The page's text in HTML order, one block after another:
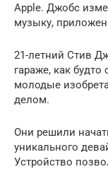
Apple. Джобс
музыку,
21-летний Стив
гараже, как
молодые
делом.
Они решили
уникального
Устройство